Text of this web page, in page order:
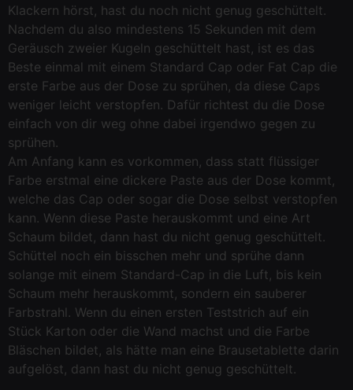
Klackern hörst, hast du noch nicht genug geschüttelt.
Nachdem du also mindestens 15 Sekunden mit dem
Geräusch zweier Kugeln geschüttelt hast, ist es das
Beste einmal mit einem Standard Cap oder Fat Cap die
erste Farbe aus der Dose zu sprühen, da diese Caps
weniger leicht verstopfen. Dafür richtest du die Dose
einfach von dir weg ohne dabei irgendwo gegen zu
sprühen.
Am Anfang kann es vorkommen, dass statt flüssiger
Farbe erstmal eine dickere Paste aus der Dose kommt,
welche das Cap oder sogar die Dose selbst verstopfen
kann. Wenn diese Paste herauskommt und eine Art
Schaum bildet, dann hast du nicht genug geschüttelt.
Schüttel noch ein bisschen mehr und sprühe dann
solange mit einem Standard-Cap in die Luft, bis kein
Schaum mehr herauskommt, sondern ein sauberer
Farbstrahl. Wenn du einen ersten Teststrich auf ein
Stück Karton oder die Wand machst und die Farbe
Bläschen bildet, als hätte man eine Brausetablette darin
aufgelöst, dann hast du nicht genug geschüttelt.